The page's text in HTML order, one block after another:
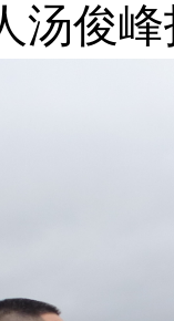
汤俊